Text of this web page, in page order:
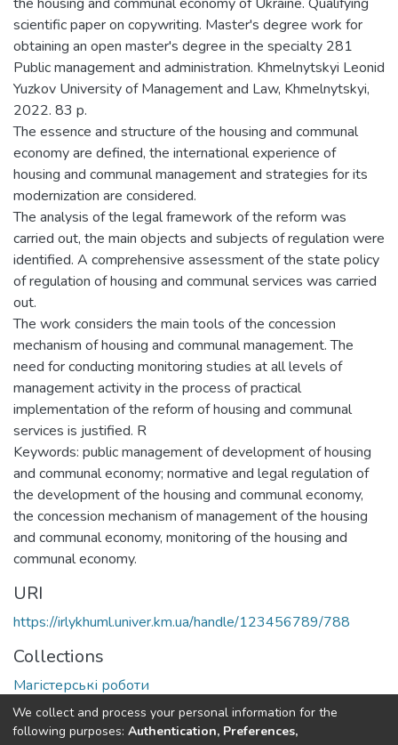
scientific paper on copywriting. Master's degree work for
obtaining an open master's degree in the specialty 281
Public management and administration. Khmelnytskyi Leonid
Yuzkov University of Management and Law, Khmelnytskyi,
2022. 83 p.
The essence and structure of the housing and communal
economy are defined, the international experience of
housing and communal management and strategies for its
modernization are considered.
The analysis of the legal framework of the reform was
carried out, the main objects and subjects of regulation were
identified. A comprehensive assessment of the state policy
of regulation of housing and communal services was carried
out.
The work considers the main tools of the concession
mechanism of housing and communal management. The
need for conducting monitoring studies at all levels of
management activity in the process of practical
implementation of the reform of housing and communal
services is justified. R
Keywords: public management of development of housing
and communal economy; normative and legal regulation of
the development of the housing and communal economy,
the concession mechanism of management of the housing
and communal economy, monitoring of the housing and
communal economy.
URI
https://irlykhuml.univer.km.ua/handle/123456789/788
Collections
Магістерські роботи
Full item page
We collect and process your personal information for the
following purposes: Authentication, Preferences,